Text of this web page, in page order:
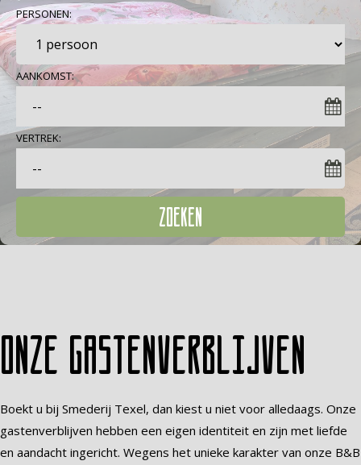
PERSONEN:
AANKOMST:
VERTREK:
ZOEKEN
Onze gastenverblijven
Boekt u bij Smederij Texel, dan kiest u niet voor alledaags. Onze
gastenverblijven hebben een eigen identiteit en zijn met liefde
en aandacht ingericht. Wegens het unieke karakter van onze B&B